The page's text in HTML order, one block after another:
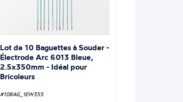
Lot de 10 Baguettes à Souder -
Électrode Arc 6013 Bleue,
2.5x350mm - Idéal pour
Bricoleurs
#10BAG_1EW355